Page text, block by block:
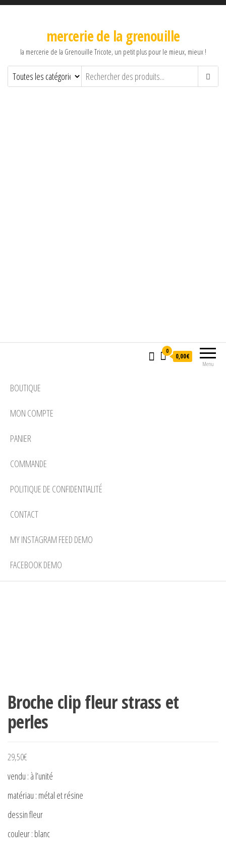
mercerie de la grenouille
la mercerie de la Grenouille Tricote, un petit plus pour le mieux, mieux !
Menu
0
0,00€
BOUTIQUE
MON COMPTE
PANIER
COMMANDE
POLITIQUE DE CONFIDENTIALITÉ
CONTACT
MY INSTAGRAM FEED DEMO
FACEBOOK DEMO
Broche clip fleur strass et
perles
29,50€
vendu : à l’unité
matériau : métal et résine
dessin fleur
couleur : blanc